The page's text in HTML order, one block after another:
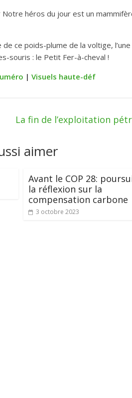
Notre héros du jour est un
ce poids-plume de la voltige,
souris : le Petit Fer-à-cheval !
| Visuels haute-déf
La fin de l’exploitation
aimer
Avant le COP 28:
la réflexion sur la
compensation carbone
3 octobre 2023